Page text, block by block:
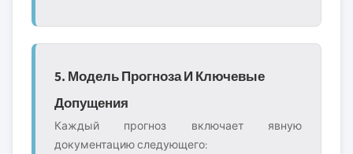
5. Модель Прогноза И Ключевые
Допущения
Каждый прогноз включает явную
документацию следующего: